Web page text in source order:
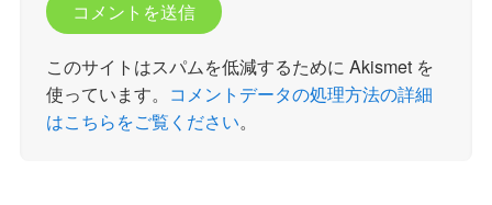
このサイトはスパムを低減するために Akismet を
使っています。 コメントデータの処理方法の詳細
はこちらをご覧ください。